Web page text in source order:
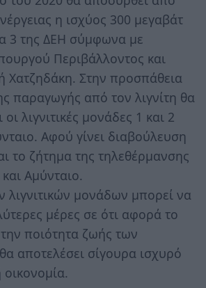
η ισχύος 300 μεγαβάτ
3 της ΔΕΗ σύμφωνα με
Περιβάλλοντος και
Χατζηδάκη. Στην προσπάθεια
παραγωγής από τον λιγνίτη θα
λιγνιτικές μονάδες 1 και 2
Αφού γίνει διαβούλευση
το ζήτημα της τηλεθέρμανσης
Αμύνταιο.
μονάδων μπορεί να
μέρες σε ότι αφορά το
ποιότητα ζωής των
αποτελέσει σίγουρα ισχυρό